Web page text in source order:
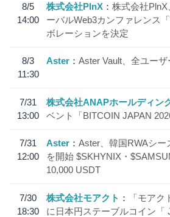
8/5
14:00
株式会社PlnX
株式会社
ーバルWeb3カンファレンス
ボレーションを決定
8/3
11:30
Aster Aster Vault、全ユー
7/31
13:00
株式会社ANAPホールディン
ベント「BITCOIN JAPAN
7/31
12:00
Aster
Aster、韓国RWAシ
を開始 $SKHYNIX・
10,000 USDT
7/30
18:30
株式会社モアクト
「モア
に日本円ステーブルコイン「